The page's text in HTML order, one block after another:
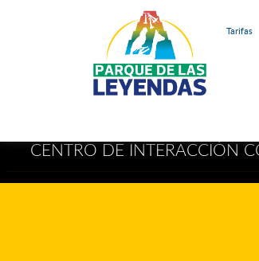
Tarifas
CENTRO DE INTERACCIÓN